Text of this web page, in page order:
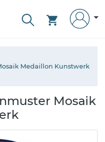
Medaillon Kunstwerk
Mosaik